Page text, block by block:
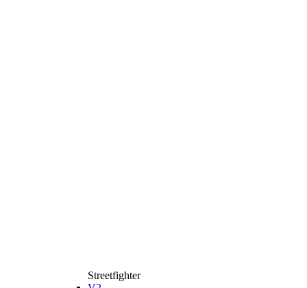
Streetfighter